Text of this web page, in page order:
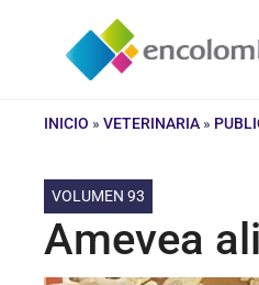
contenido
INICIO » VETERINARIA »
VOLUMEN 93
Amevea